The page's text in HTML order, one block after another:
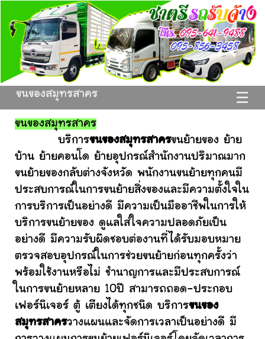
☰
ขนของสมุทรสาคร
ขนของสมุทรสาคร
บริการขนของสมุทรสาครขนย้ายของ ย้าย
บ้าน ย้ายคอนโด ย้ายอุปกรณ์สำนักงานปริมาณมาก
ขนย้ายของกลับต่างจังหวัด พนักงานขนย้ายทุกคนมี
ประสบการณ์ในการขนย้ายสิ่งของและมีความตั้งใจใน
การบริการเป็นอย่างดี มีความเป็นมืออาชีพในการให้
บริการขนย้ายของ ดูแลใส่ใจความปลอดภัยเป็น
อย่างดี มีความรับผิดชอบต่องานที่ได้รับมอบหมาย
ตรวจสอบอุปกรณ์ในการช่วยขนย้ายก่อนทุกครั้งว่า
พร้อมใช้งานหรือไม่ ชำนาญการและมีประสบการณ์
ในการขนย้ายหลาย 10ปี สามารถถอด-ประกอบ
เฟอร์นิเจอร์ ตู้ เตียงได้ทุกชนิด บริการขนของ
สมุทรสาครวางแผนและจัดการเวลาเป็นอย่างดี มี